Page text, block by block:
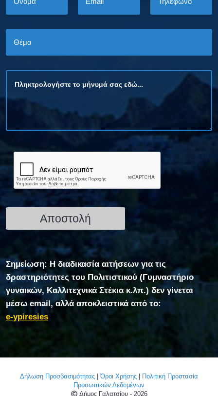
Σημείωση: Η διαδικασία αιτήσεων για τις
δραστηριότητες του Πολιτιστικού (Γυμναστήριο
γυναικών, Καλλιτεχνικά Στέκια κ.λπ.) δεν γίνεται
μέσω email, αλλά αποκλειστικά από το:
e-ypiresies
Δήλωση Προσβασιμότητας |Όροι Χρήσης
Πολιτική Προστασία
Προσωπικών Δεδομένων
Δήμος Γαλατσίου - 2026